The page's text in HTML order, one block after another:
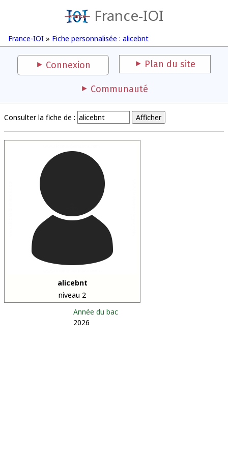
France-IOI
France-IOI » Fiche personnalisée : alicebnt
Connexion Plan du site
Communauté
Consulter la fiche de :
alicebnt
niveau 2
Année du bac
2026